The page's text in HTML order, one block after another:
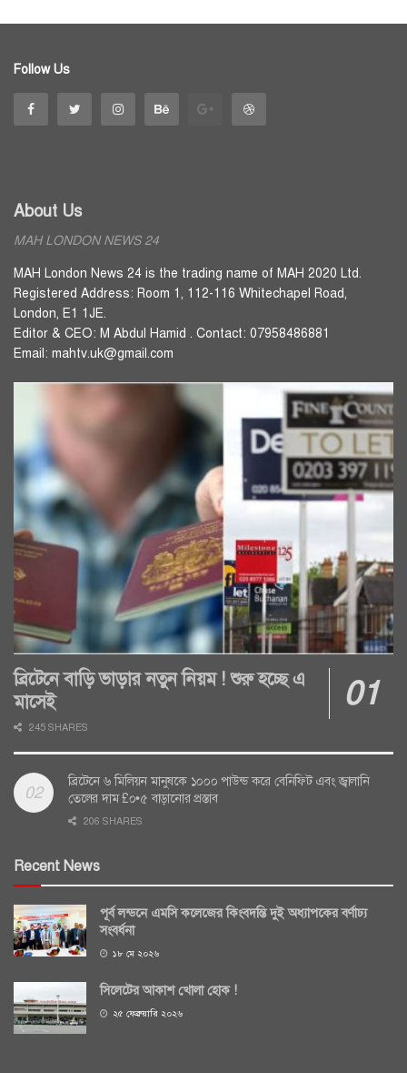
Follow Us
About Us
MAH LONDON NEWS 24
MAH London News 24 is the trading name of MAH 2020 Ltd.
Registered Address: Room 1, 112-116 Whitechapel Road,
London, E1 1JE.
Editor & CEO: M Abdul Hamid . Contact: 07958486881
Email: mahtv.uk@gmail.com
ব্রিটেনে বাড়ি ভাড়ার নতুন নিয়ম ! শুরু হচ্ছে এ
মাসেই
245 SHARES
ব্রিটেনে ৬ মিলিয়ন মানুষকে ১০০০ পাউন্ড করে বেনিফিট এবং জ্বালানি
তেলের দাম £০•৫ বাড়ানোর প্রস্তাব
206 SHARES
Recent News
পূর্ব লন্ডনে এমসি কলেজের কিংবদন্তি দুই অধ্যাপকের বর্ণাঢ্য
সংবর্ধনা
১৮ মে ২০২৬
সিলেটের আকাশ খোলা হোক !
২৫ ফেব্রুয়ারি ২০২৬